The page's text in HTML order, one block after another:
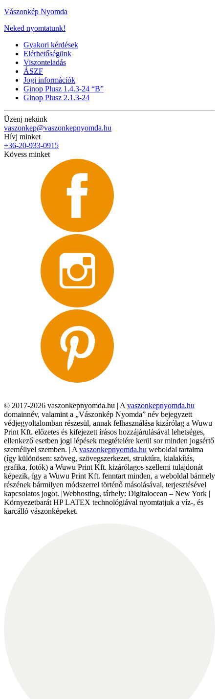
Vászonkép Nyomda
Neked nyomtatunk!
Gyakori kérdések
Elérhetőségünk
Viszonteladás
ÁSZF
Jogi információk
Ginop Plusz 1.4.3-24 “B”
Ginop Plusz 2.1.3-24
Üzenj nekünk
vaszonkep@vaszonkepnyomda.hu
Hívj minket
+36-20-933-0915
Kövess minket
© 2017-2026 vaszonkepnyomda.hu | A vaszonkepnyomda.hu
domainnév, valamint a „Vászonkép Nyomda” név bejegyzett
védjegyoltalomban részesül, annak felhasználása kizárólag a Wuwu
Print Kft. előzetes és kifejezett írásos hozzájárulásával lehetséges,
ellenkező esetben jogi lépések megtételére kerül sor minden jogsértő
személlyel szemben. | A vaszonkepnyomda.hu weboldal tartalma
(így különösen: szöveg, szövegszerkezet, struktúra, kialakítás,
grafika, fotók) a Wuwu Print Kft. kizárólagos szellemi tulajdonát
képezik, így a Wuwu Print Kft. fenntart minden, a weboldal bármely
részének bármilyen módszerrel történő másolásával, terjesztésével
kapcsolatos jogot. |Webhosting, tárhely: Digitalocean – New York |
Környezetbarát HP LATEX technológiával nyomtatjuk a víz-, és
karcálló vászonképeket.